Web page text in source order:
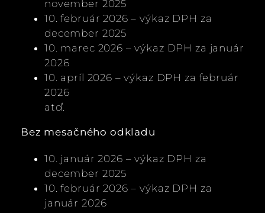
november 2025
10. február 2026 – výkaz DPH za
december 2025
10. marec 2026 – výkaz DPH za január
2026
10. apríl 2026 – výkaz DPH za február
2026
atď.
Bez mesačného odkladu
10. január 2026 – výkaz DPH za
december 2025
10. február 2026 – výkaz DPH za
január 2026